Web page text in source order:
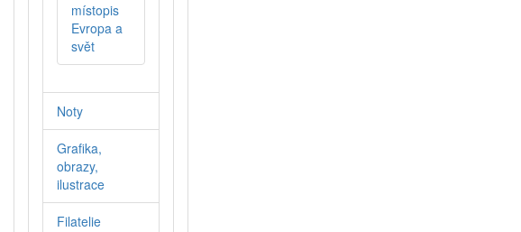
místopis
Evropa a
svět
Noty
Grafika,
obrazy,
ilustrace
Filatelie